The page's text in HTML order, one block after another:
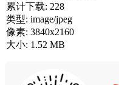
累计下载: 228
类型: image/jpeg
像素: 3840x2160
大小: 1.52 MB